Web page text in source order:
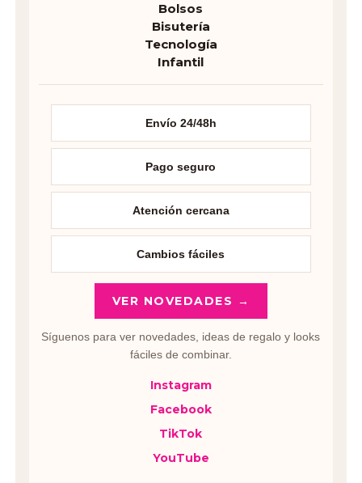
Bolsos
Bisutería
Tecnología
Infantil
Envío 24/48h
Pago seguro
Atención cercana
Cambios fáciles
VER NOVEDADES →
Síguenos para ver novedades, ideas de regalo y looks
fáciles de combinar.
Instagram
Facebook
TikTok
YouTube